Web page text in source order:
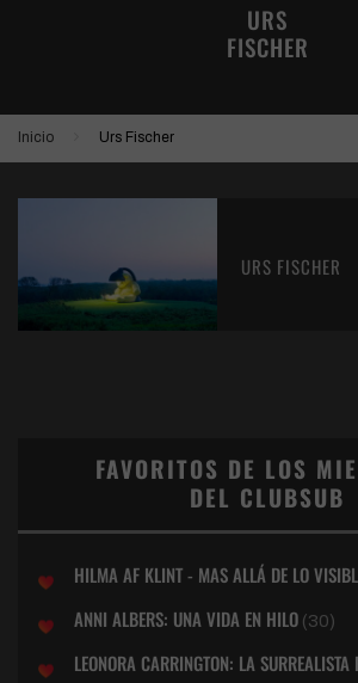
URS
FISCHER
Inicio Urs Fischer
URS FISCHER
FAVORITOS DE LOS
DEL CLUBSUB
HILMA AF KLINT - MAS ALLÁ DE LO
ANNI ALBERS: UNA VIDA EN HILO (30)
LEONORA CARRINGTON: LA SURREALISTA